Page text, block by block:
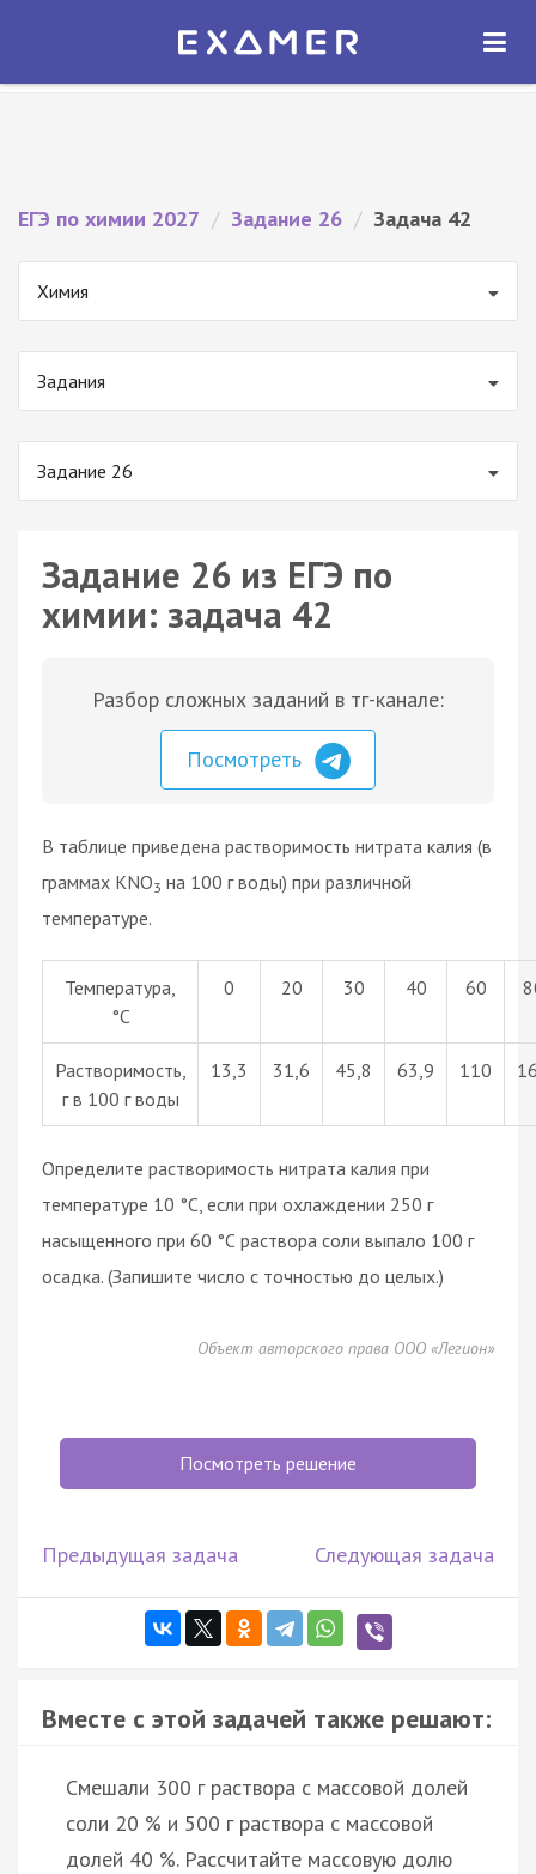
Экзамер — ЕГЭ 2027
ОТКРЫТЬ
ЕГЭ по химии 2027 / Задание 26 / Задача 42
Химия
Задания
Задание 26
Задание 26 из ЕГЭ по
химии: задача 42
Разбор сложных заданий в тг-канале:
Посмотреть
В таблице приведена растворимость нитрата калия (в
граммах KNO3 на 100 г воды) при различной
температуре.
Температура,
°С
0 20 30 40 60
Растворимость,
г в 100 г воды
13,3 31,6 45,8 63,9 110
Определите растворимость нитрата калия при
температуре 10 °С, если при охлаждении 250 г
насыщенного при 60 °С раствора соли выпало 100 г
осадка. (Запишите число с точностью до целых.)
Объект авторского права ООО «Легион»
Посмотреть решение
Предыдущая задача Следующая задача
Вместе с этой задачей также решают:
Смешали 300 г раствора с массовой долей
соли 20 % и 500 г раствора с массовой
долей 40 %. Рассчитайте массовую долю